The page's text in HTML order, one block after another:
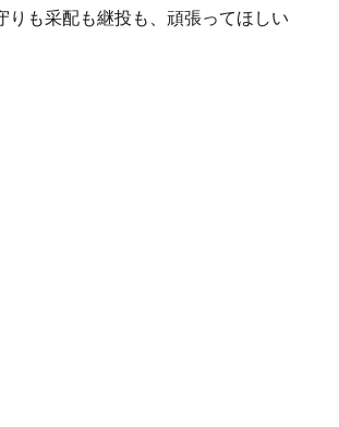
りも采配も継投も、頑張ってほしい